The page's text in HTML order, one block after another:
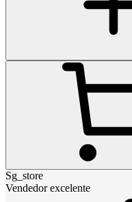
Sg_store
Vendedor excelente